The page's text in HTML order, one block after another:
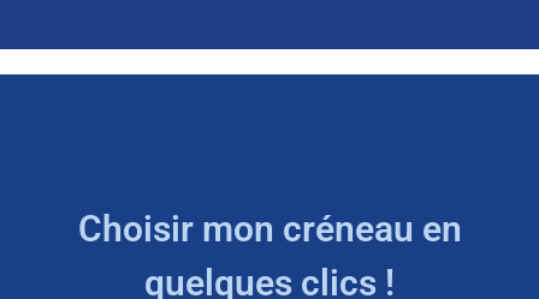
Choisir mon créneau en
quelques clics !